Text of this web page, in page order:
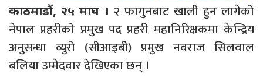
काठमाडौं, २५ माघ । २ फागुनबाट खाली हुन लागेको
नेपाल प्रहरीको प्रमुख पद प्रहरी महानिरिक्षकमा केन्द्रिय
अनुसन्धा व्युरो (सीआइबी) प्रमुख नवराज सिलवाल
बलिया उम्मेदवार देखिएका छन् ।